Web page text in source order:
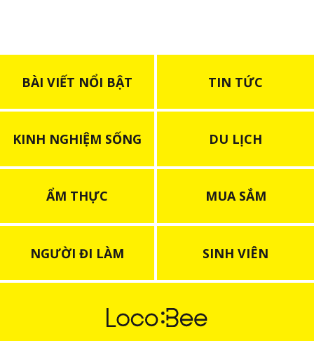
BÀI VIẾT NỔI BẬT TIN TỨC
KINH NGHIỆM SỐNG DU LỊCH
ẨM THỰC MUA SẮM
NGƯỜI ĐI LÀM SINH VIÊN